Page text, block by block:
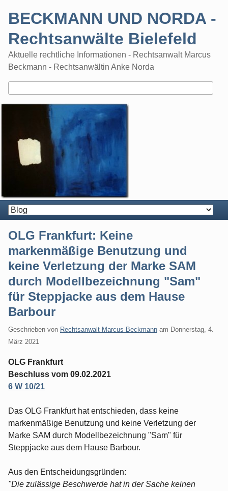
BECKMANN UND NORDA -
Rechtsanwälte Bielefeld
Aktuelle rechtliche Informationen - Rechtsanwalt Marcus
Beckmann - Rechtsanwältin Anke Norda
OLG Frankfurt: Keine
markenmäßige Benutzung und
keine Verletzung der Marke SAM
durch Modellbezeichnung "Sam"
für Steppjacke aus dem Hause
Barbour
Geschrieben von Rechtsanwalt Marcus Beckmann am Donnerstag, 4.
März 2021
OLG Frankfurt
Beschluss vom 09.02.2021
6 W 10/21
Das OLG Frankfurt hat entschieden, dass keine
markenmäßige Benutzung und keine Verletzung der
Marke SAM durch Modellbezeichnung "Sam" für
Steppjacke aus dem Hause Barbour.
Aus den Entscheidungsgründen:
"Die zulässige Beschwerde hat in der Sache keinen